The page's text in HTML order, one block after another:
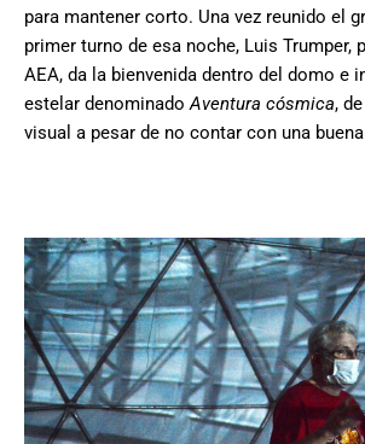
para mantener corto. Una vez reunido el
primer turno de esa noche, Luis Trumper,
AEA, da la bienvenida dentro del domo e
estelar denominadoAventura cósmica,
visual a pesar de no contar con una